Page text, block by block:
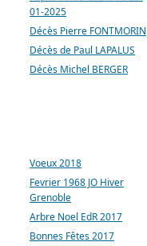
01-2025
Décès Pierre FONTMORIN
Décès de Paul LAPALUS
Décès Michel BERGER
Voeux 2018
Fevrier 1968 JO Hiver
Grenoble
Arbre Noel EdR 2017
Bonnes Fêtes 2017